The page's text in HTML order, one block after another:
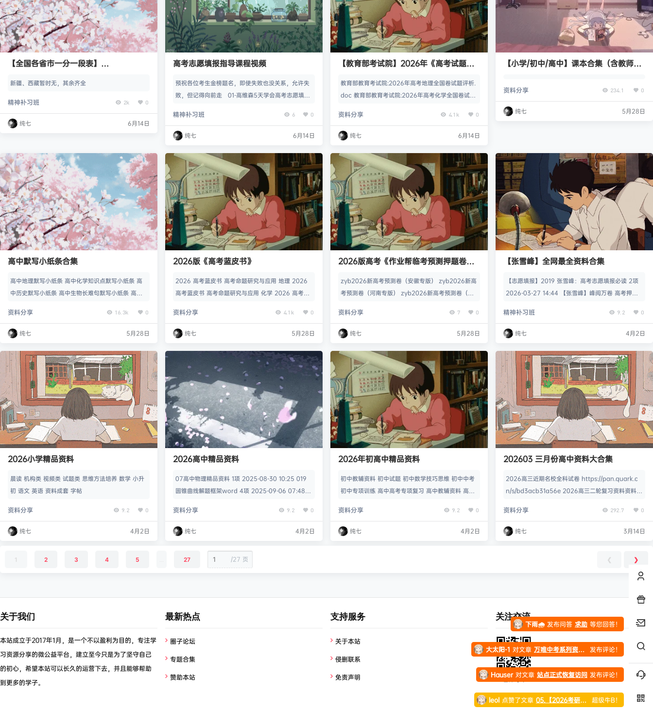
【全国各省市一分一段表】
新疆、西藏暂时无，其余齐全
精神补习班 2k 0
纯七 6月14日
高考志愿填报指导课程视频
预祝各位考生金榜题名，即使失败也没关系，允许失
败，但记得向前走 01-高维森5天学会高考志愿填报
分享会 04-赠送往期 圈子里也有通知分享合集： 高
考志愿指南 – 学子备战墙
精神补习班 6 0
纯七 6月14日
【教育部考试院】2026年《高考试题评
教育部教育考试院:2026年高考地理全国卷试题评析.
doc 教育部教育考试院:2026年高考化学全国卷试题
试题评析.doc 教育部教育考试院:2026年高考生物全
国卷试题评析.doc 教育部教育考试院:2026年高考数
考思想政治全国卷试题评析.doc 教育部教育考试院:2
026年高考物理…
资料分享 4.1k 0
纯七 6月14日
【小学/初中/高中】课本合集（含教师专
资料分享 234.1 0
纯七 5月28日
高中默写小纸条合集
高中地理默写小纸条 高中化学知识点默写小纸条 高
中历史默写小纸条 高中生物长难句默写小纸条 高中
纸条人教版必修12选修填空123电子版 高中语文课内
古诗文文言文译文理解性情景默写资料电子版word
资料分享 16.3k 0
纯七 5月28日
2026版《高考蓝皮书》
2026 高考蓝皮书 高考命题研究与应用 地理 2026
高考蓝皮书 高考命题研究与应用 化学 2026 高考蓝
考命题研究与应用 生物 2026 高考蓝皮书 高考命题
研究与应用 数学 2026 高考蓝皮书 高考命题研究与
语 2026 高考蓝皮书 高考命题研究与应用 语文 202
6 高考蓝…
资料分享 4.1k 0
纯七 5月28日
2026版高考《作业帮临考预测押题卷》
zyb2026新高考预测卷（安徽专版） zyb2026新高
考预测卷（河南专版） zyb2026新高考预测卷（黑
预测卷（陕西、山西、青海、宁夏专版） zyb2026
新高考预测卷（新疆、西藏专版） （通用版）2026
大语文作文主题预测.pdf
资料分享 7 0
纯七 5月28日
【张雪峰】全网最全资料合集
【志愿填报】2019 张雪峰：高考志愿填报必读 2项
2026-03-27 14:44 【张雪峰】峰阅万卷 高考押题
报】合集 0项 2026-03-27 14:44 【教育】张雪峰
《高考志愿填报》 8项 2026-03-27 14:44 【峰阅
破》 2项 2026-03-27 14:44…
精神补习班 9.2 0
纯七 4月2日
2026小学精品资料
晨读 机构类 视频类 试题类 思维方法培养 数学 小升
初 语文 英语 资料成套 字帖
资料分享 9.2 0
纯七 4月2日
2026高中精品资料
07高中物理精品资料 1项 2025-08-30 10:25 019
圆锥曲线解题框架word 4项 2025-09-06 07:48 5
109妙用奔驰定理解决三角形问题 2项 2025-10-13
00:27 132mst25导数圆锥原书扫描件 6项 2025-0
资料分享 9.2 0
纯七 4月2日
2026年初高中精品资料
初中教辅资料 初中试题 初中数学技巧思维 初中中考
初中专项训练 高中高考专项复习 高中教辅资料 高中
基 铭师道 新东方 重要期刊
资料分享 9.2 0
纯七 4月2日
202603 三月份高中资料大合集
2026高三近期名校全科试卷 https://pan.quark.c
n/s/bd3acb31a56e 2026高三二轮复习资料资料 h
修下册资料大全 https://pan.quark.cn/s/a9ec7d7
c6484 高一数学必修二资料大全 https://pan.quar
资料分享 292.7 0
纯七 3月14日
1 2 3 4 5 27 /27 页 ❮ ❯
关于我们
本站成立于2017年1月，是一个不以盈利为目的，专注学
习资源分享的微公益平台，建立至今只是为了坚守自己
的初心，希望本站可以长久的运营下去，并且能够帮助
到更多的学子。
最新热点
圈子论坛
专题合集
赞助本站
支持服务
关于本站
侵删联系
免责声明
关注交流
官方Q群
凄 发布圈子 🏅2027版《经络学霸·5星学霸》（9年级+中考重难点）（物理）（人教）
凄 发布圈子 🏅2027版《经纶学霸•5星学霸》（同步培优）（9年级）（化学）
凄 发布圈子 🏅2027版《思维新观察》（7年级上）（数学）（人教版）
凄 发布圈子 🏅2027版《思维新观察》（9年级）（化学）（人教版）
纯七 对文章 站点正式恢复访问 发布评论！
下雨🌧️ 发布问答 求助 等您回答！
大太阳-1 对文章 万唯中考系列资料合集 发布评论！
Hauser 对文章 站点正式恢复访问 发布评论！
leol 点赞了文章 05.【2026考研专业课】通信信号高端班！01.【2026考研电路】水木全程班！02.【2026考研电路】光子全程班！… 超级牛B！
leol 点赞了文章 十年之约是我最初玩网络时和一帮网监的一个约定，虽然现在只剩下我一个人，但我会坚守青春懵懂期的诺言，给自己一个交代。本意是… 超级牛B！